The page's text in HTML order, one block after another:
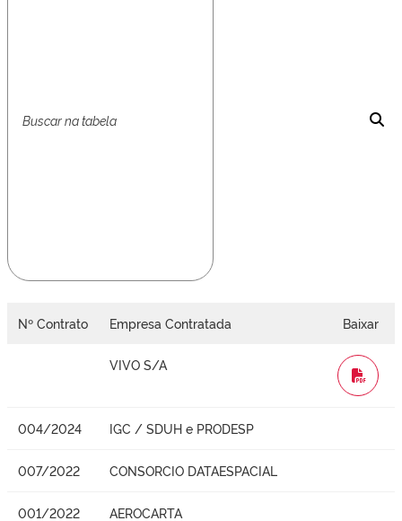
Nº Contrato Empresa Contratada Baixar
VIVO S/A
WORD
004/2024 IGC / SDUH e PRODESP
007/2022 CONSORCIO DATAESPACIAL
001/2022 AEROCARTA